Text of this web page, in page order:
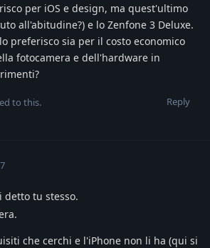
per iOS e design, ma quest'ultimo
all'abitudine?) e lo Zenfone 3 Deluxe.
preferisco sia per il costo economico
fotocamera e dell'hardware in
Reply
to this.
detto tu stesso.
che cerchi e l'iPhone non li ha (qui si